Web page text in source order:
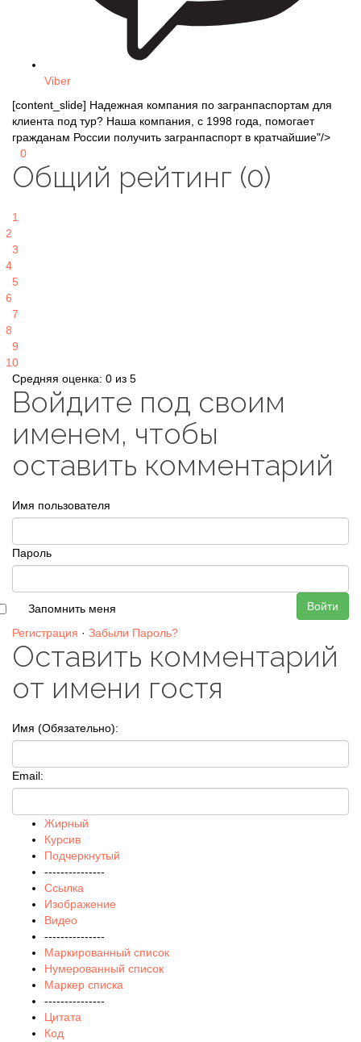
Viber
[content_slide] Надежная компания по загранпаспортам для
клиента под тур? Наша компания, с 1998 года, помогает
гражданам России получить загранпаспорт в кратчайшие"/>
0
Общий рейтинг (0)
1
2
3
4
5
6
7
8
9
10
Средняя оценка: 0 из 5
Войдите под своим
именем, чтобы
оставить комментарий
Имя пользователя
Пароль
Войти
Запомнить меня
Регистрация · Забыли Пароль?
Оставить комментарий
от имени гостя
Имя (Обязательно):
Email:
Жирный
Курсив
Подчеркнутый
---------------
Ссылка
Изображение
Видео
---------------
Маркированный список
Нумерованный список
Маркер списка
---------------
Цитата
Код